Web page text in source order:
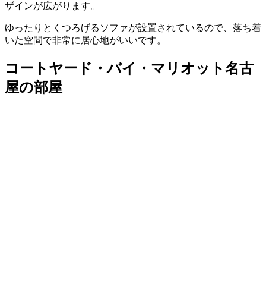
ザインが広がります。
ゆったりとくつろげるソファが設置されているので、落ち着
いた空間で非常に居心地がいいです。
コートヤード・バイ・マリオット名古
屋の部屋